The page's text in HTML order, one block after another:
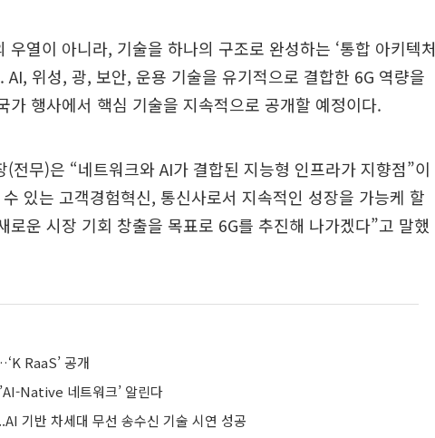
열이 아니라, 기술을 하나의 구조로 완성하는 ‘통합 아키텍처
AI, 위성, 광, 보안, 운용 기술을 유기적으로 결합한 6G 역량을
가 행사에서 핵심 기술을 지속적으로 공개할 예정이다.
전무)은 “네트워크와 AI가 결합된 지능형 인프라가 지향점”이
있는 고객경험혁신, 통신사로서 지속적인 성장을 가능케 할
로운 시장 기회 창출을 목표로 6G를 추진해 나가겠다”고 말했
RaaS’ 공개
Native 네트워크’ 알린다
기반 차세대 무선 송수신 기술 시연 성공